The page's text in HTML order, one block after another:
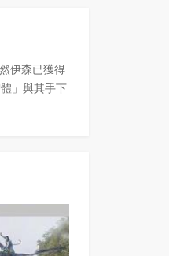
伊森已獲得
」與其手下